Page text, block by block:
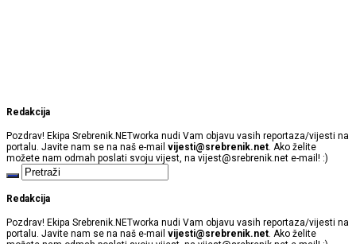
Redakcija
Pozdrav! Ekipa Srebrenik.NETworka nudi Vam objavu vasih reportaza/vijesti na
portalu. Javite nam se na naš e-mail vijesti@srebrenik.net. Ako želite
možete nam odmah poslati svoju vijest, na vijest@srebrenik.net e-mail! :)
Redakcija
Pozdrav! Ekipa Srebrenik.NETworka nudi Vam objavu vasih reportaza/vijesti na
portalu. Javite nam se na naš e-mail vijesti@srebrenik.net. Ako želite